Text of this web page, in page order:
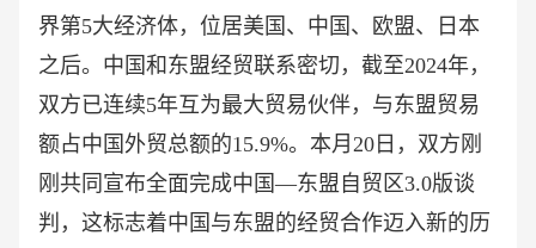
界第5大经济体，位居美国、中国、欧盟、日本
之后。中国和东盟经贸联系密切，截至2024年，
双方已连续5年互为最大贸易伙伴，与东盟贸易
额占中国外贸总额的15.9%。本月20日，双方刚
刚共同宣布全面完成中国—东盟自贸区3.0版谈
判，这标志着中国与东盟的经贸合作迈入新的历